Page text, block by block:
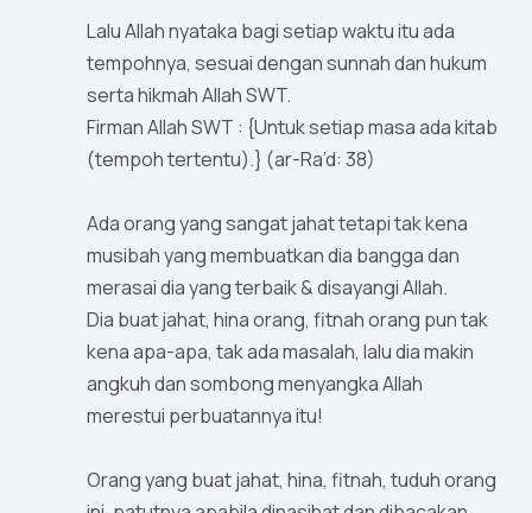
Lalu Allah nyataka bagi setiap waktu itu ada
tempohnya, sesuai dengan sunnah dan hukum
serta hikmah Allah SWT.
Firman Allah SWT : {Untuk setiap masa ada kitab
(tempoh tertentu).} (ar-Ra’d: 38)
Ada orang yang sangat jahat tetapi tak kena
musibah yang membuatkan dia bangga dan
merasai dia yang terbaik & disayangi Allah.
Dia buat jahat, hina orang, fitnah orang pun tak
kena apa-apa, tak ada masalah, lalu dia makin
angkuh dan sombong menyangka Allah
merestui perbuatannya itu!
Orang yang buat jahat, hina, fitnah, tuduh orang